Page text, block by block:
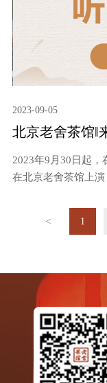
2023-09-05
北京老舍茶馆‖
2023年9月30日起
在北京老舍茶馆上
评书名家都将在此
<
1